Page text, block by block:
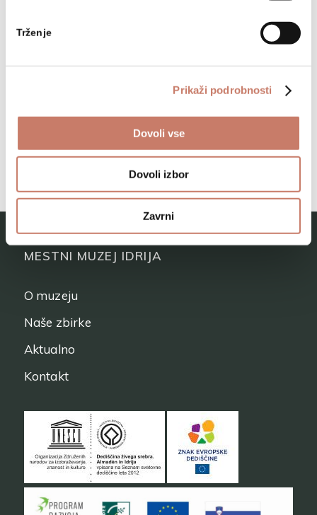
Trženje
Prikaži podrobnosti
Dovoli vse
Dovoli izbor
Zavrni
Partizanska tiskarna Slovenija
Tehniški oddelek muzeja v
Frančiškovem jašku
MESTNI MUZEJ IDRIJA
O muzeju
Naše zbirke
Aktualno
Kontakt